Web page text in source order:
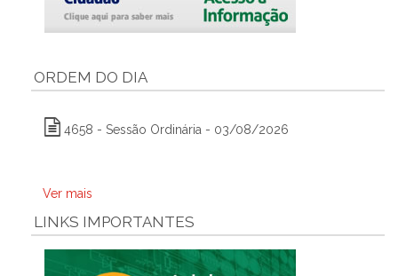
ORDEM DO DIA
4658 - Sessão Ordinária - 03/08/2026
Ver mais
LINKS IMPORTANTES